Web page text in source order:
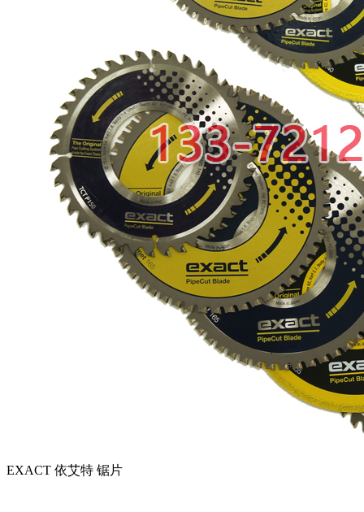
EXACT 依艾特 锯片